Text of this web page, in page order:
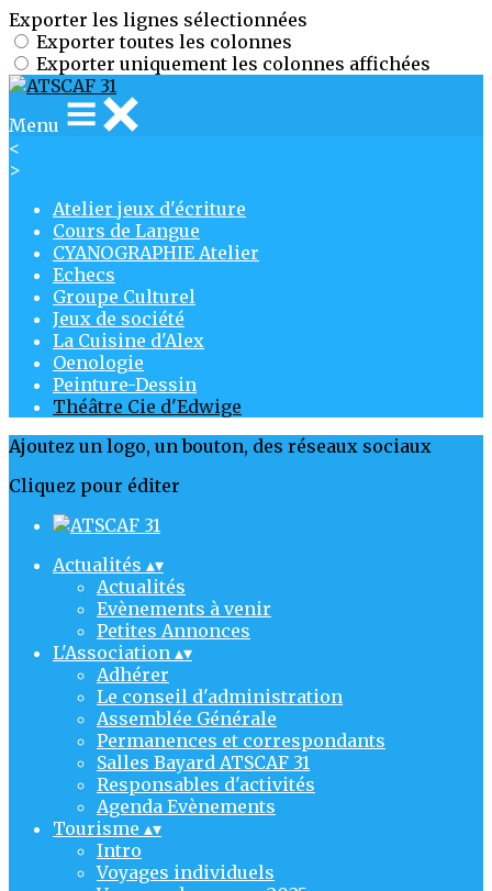
Exporter les lignes sélectionnées
Exporter toutes les colonnes
Exporter uniquement les colonnes affichées
Menu
<
>
Atelier jeux d'écriture
Cours de Langue
CYANOGRAPHIE Atelier
Echecs
Groupe Culturel
Jeux de société
La Cuisine d'Alex
Oenologie
Peinture-Dessin
Théâtre Cie d'Edwige
Ajoutez un logo, un bouton, des réseaux sociaux
Cliquez pour éditer
Actualités ▴▾
Actualités
Evènements à venir
Petites Annonces
L'Association ▴▾
Adhérer
Le conseil d'administration
Assemblée Générale
Permanences et correspondants
Salles Bayard ATSCAF 31
Responsables d'activités
Agenda Evènements
Tourisme ▴▾
Intro
Voyages individuels